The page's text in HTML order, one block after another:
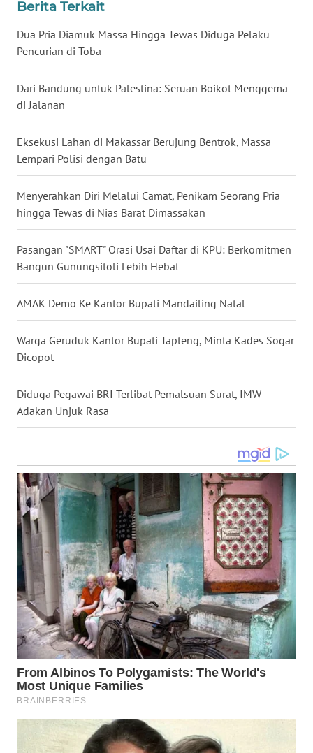
Berita Terkait
Dua Pria Diamuk Massa Hingga Tewas Diduga Pelaku
Pencurian di Toba
Dari Bandung untuk Palestina: Seruan Boikot Menggema
di Jalanan
Eksekusi Lahan di Makassar Berujung Bentrok, Massa
Lempari Polisi dengan Batu
Menyerahkan Diri Melalui Camat, Penikam Seorang Pria
hingga Tewas di Nias Barat Dimassakan
Pasangan "SMART" Orasi Usai Daftar di KPU: Berkomitmen
Bangun Gunungsitoli Lebih Hebat
AMAK Demo Ke Kantor Bupati Mandailing Natal
Warga Geruduk Kantor Bupati Tapteng, Minta Kades Sogar
Dicopot
Diduga Pegawai BRI Terlibat Pemalsuan Surat, IMW
Adakan Unjuk Rasa
LANGKAT
WN
TAPANULI
SELATAN
WN
TANJUNG
LESUNG
WN
TAPANULI
TENGAH
WN DELI
SERDANG
TINGGI
WN
PAKPAK
WN
KARAWANG
WN
BEKASI
WN
BOGOR
WN
DEPOK